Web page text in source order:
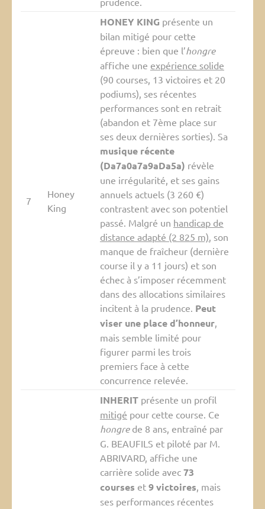
7
Honey
King
HONEY KING présente un
bilan mitigé pour cette
épreuve : bien que l’hongre
affiche une expérience solide
(90 courses, 13 victoires et 20
podiums), ses récentes
performances sont en retrait
(abandon et 7ème place sur
ses deux dernières sorties). Sa
musique récente
(Da7a0a7a9aDa5a) révèle
une irrégularité, et ses gains
annuels actuels (3 260 €)
contrastent avec son potentiel
passé. Malgré un handicap de
distance adapté (2 825 m), son
manque de fraîcheur (dernière
course il y a 11 jours) et son
échec à s’imposer récemment
dans des allocations similaires
incitent à la prudence. Peut
viser une place d’honneur,
mais semble limité pour
figurer parmi les trois
premiers face à cette
concurrence relevée.
INHERITprésente un profil
mitigé pour cette course. Ce
hongrede 8 ans, entraîné par
G. BEAUFILS et piloté par M.
ABRIVARD, affiche une
carrière solide avec 73
courses et 9 victoires, mais
ses performances récentes